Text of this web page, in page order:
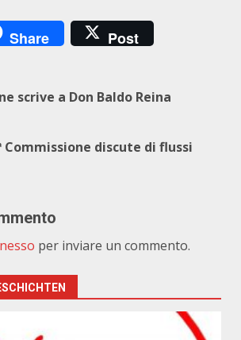
Share Post
scrive a Don Baldo Reina
Commissione discute di flussi
per inviare un commento.